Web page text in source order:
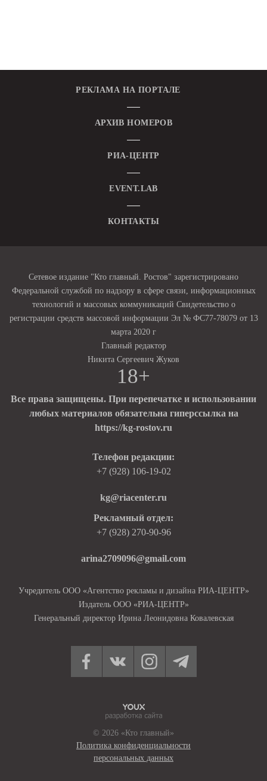
РЕКЛАМА НА ПОРТАЛЕ
АРХИВ НОМЕРОВ
РИА-ЦЕНТР
EVENT.LAB
КОНТАКТЫ
Сетевое издание "Кто главный. Ростов" зарегистрировано
Федеральной службой по надзору в сфере связи, информационных
технологий и массовых коммуникаций Свидетельство о
регистрации средств массовой информации Эл № ФС77-78079 от 13
марта 2020 г
Главный редактор
Никита Сергеевич Жуков
18+
Все права защищены. При перепечатке и использовании
любых материалов обязательна гиперссылка на
https://kg-rostov.ru
Телефон редакции:
+7 (928) 106-19-02
kg@riacenter.ru
Рекламный отдел:
+7 (928) 270-90-96
arina2709096@gmail.com
Учредитель ООО «Агентство рекламы и дизайна РИА-ЦЕНТР»
Издатель ООО «РИА-ЦЕНТР»
Генеральный директор Ирина Леонидовна Ковалевская
© 2026 «Кто главный»
Политика конфиденциальности
персональных данных